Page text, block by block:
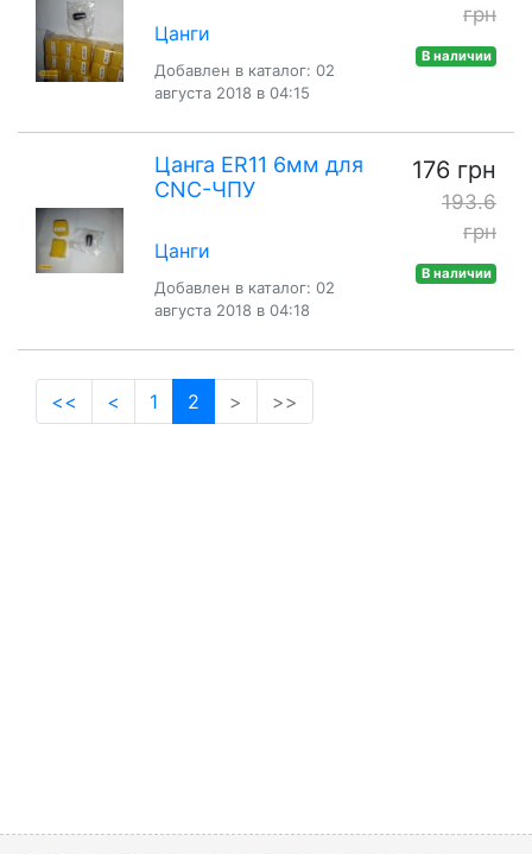
Цанги
Добавлен в каталог: 02
августа 2018 в 04:15
грн
В наличии
Цанга ER11 6мм для
CNC-ЧПУ
Цанги
Добавлен в каталог: 02
августа 2018 в 04:18
176 грн
193.6
грн
В наличии
<< < 1 2 (current)
> >>